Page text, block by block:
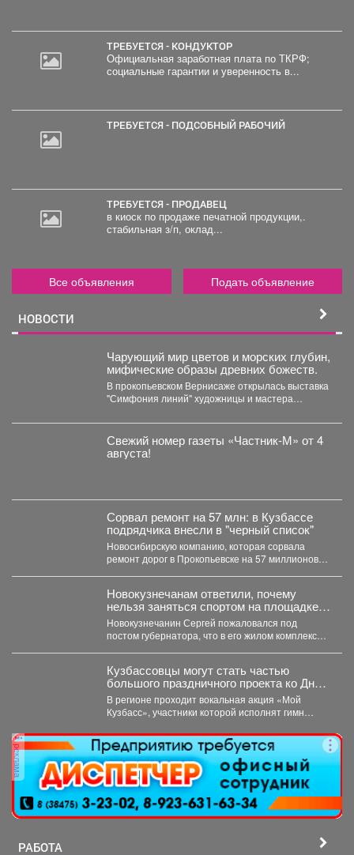
ТРЕБУЕТСЯ - КОНДУКТОР
Официальная заработная плата по ТКРФ;
социальные гарантии и уверенность в...
ТРЕБУЕТСЯ - ПОДСОБНЫЙ РАБОЧИЙ
ТРЕБУЕТСЯ - ПРОДАВЕЦ
в киоск по продаже печатной продукции,.
стабильная з/п, оклад...
Все объявления Подать объявление
НОВОСТИ
Чарующий мир цветов и морских глубин,
мифические образы древних божеств.
В прокопьевском Вернисаже открылась выставка
"Симфония линий" художницы и мастера
Калугиной. ...
Свежий номер газеты «Частник‑М» от 4
августа!
Сорвал ремонт на 57 млн: в Кузбассе
подрядчика внесли в "черный список"
Новосибирскую компанию, которая сорвала
ремонт дорог в Прокопьевске на 57 миллионов
Новокузнечанам ответили, почему
нельзя заняться спортом на площадке
лицея
Новокузнечанин Сергей пожаловался под
постом губернатора, что в его жилом комплексе
Кузбассовцы могут стать частью
большого праздничного проекта ко Дню
шахтера.
В регионе проходит вокальная акция «Мой
Кузбасс», участники которой исполнят гимн
реклама
РАБОТА